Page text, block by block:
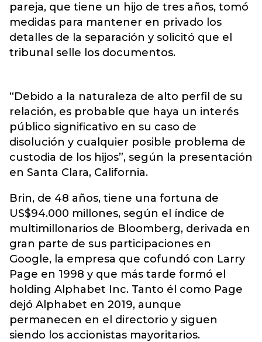
pareja, que tiene un hijo de tres años, tomó
medidas para mantener en privado los
detalles de la separación y solicitó que el
tribunal selle los documentos.
“Debido a la naturaleza de alto perfil de su
relación, es probable que haya un interés
público significativo en su caso de
disolución y cualquier posible problema de
custodia de los hijos”, según la presentación
en Santa Clara, California.
Brin, de 48 años, tiene una fortuna de
US$94.000 millones, según el índice de
multimillonarios de Bloomberg, derivada en
gran parte de sus participaciones en
Google, la empresa que cofundó con Larry
Page en 1998 y que más tarde formó el
holding Alphabet Inc. Tanto él como Page
dejó Alphabet en 2019, aunque
permanecen en el directorio y siguen
siendo los accionistas mayoritarios.